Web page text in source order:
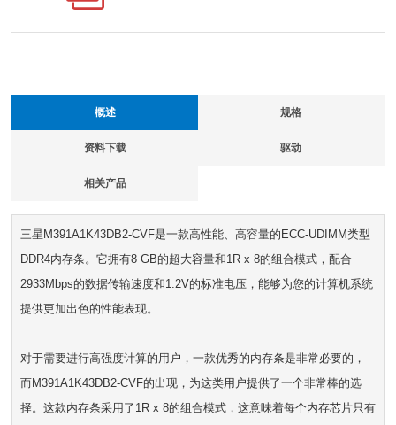
概述 规格
资料下载 驱动
相关产品
三星M391A1K43DB2-CVF是一款高性能、高容量的ECC-UDIMM类型
DDR4内存条。它拥有8 GB的超大容量和1R x 8的组合模式，配合
2933Mbps的数据传输速度和1.2V的标准电压，能够为您的计算机系统
提供更加出色的性能表现。
对于需要进行高强度计算的用户，一款优秀的内存条是非常必要的，
而M391A1K43DB2-CVF的出现，为这类用户提供了一个非常棒的选
择。这款内存条采用了1R x 8的组合模式，这意味着每个内存芯片只有